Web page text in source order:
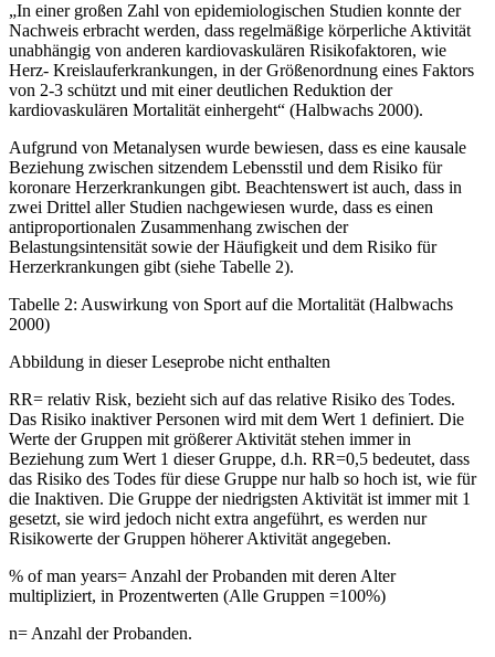
„In einer großen Zahl von epidemiologischen Studien konnte der
Nachweis erbracht werden, dass regelmäßige körperliche Aktivität
unabhängig von anderen kardiovaskulären Risikofaktoren, wie
Herz- Kreislauferkrankungen, in der Größenordnung eines Faktors
von 2-3 schützt und mit einer deutlichen Reduktion der
kardiovaskulären Mortalität einhergeht“ (Halbwachs 2000).
Aufgrund von Metanalysen wurde bewiesen, dass es eine kausale
Beziehung zwischen sitzendem Lebensstil und dem Risiko für
koronare Herzerkrankungen gibt. Beachtenswert ist auch, dass in
zwei Drittel aller Studien nachgewiesen wurde, dass es einen
antiproportionalen Zusammenhang zwischen der
Belastungsintensität sowie der Häufigkeit und dem Risiko für
Herzerkrankungen gibt (siehe Tabelle 2).
Tabelle 2: Auswirkung von Sport auf die Mortalität (Halbwachs
2000)
Abbildung in dieser Leseprobe nicht enthalten
RR= relativ Risk, bezieht sich auf das relative Risiko des Todes.
Das Risiko inaktiver Personen wird mit dem Wert 1 definiert. Die
Werte der Gruppen mit größerer Aktivität stehen immer in
Beziehung zum Wert 1 dieser Gruppe, d.h. RR=0,5 bedeutet, dass
das Risiko des Todes für diese Gruppe nur halb so hoch ist, wie für
die Inaktiven. Die Gruppe der niedrigsten Aktivität ist immer mit 1
gesetzt, sie wird jedoch nicht extra angeführt, es werden nur
Risikowerte der Gruppen höherer Aktivität angegeben.
% of man years= Anzahl der Probanden mit deren Alter
multipliziert, in Prozentwerten (Alle Gruppen =100%)
n= Anzahl der Probanden.